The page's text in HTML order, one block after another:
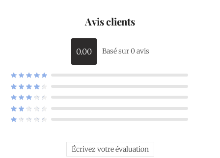
Avis clients
0.00 Basé sur 0 avis
Écrivez votre évaluation